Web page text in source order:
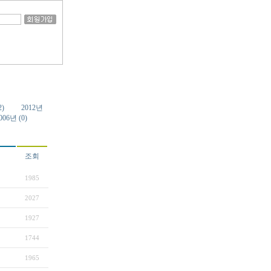
2012년
년 (0)
조회
1985
2027
1927
1744
1965